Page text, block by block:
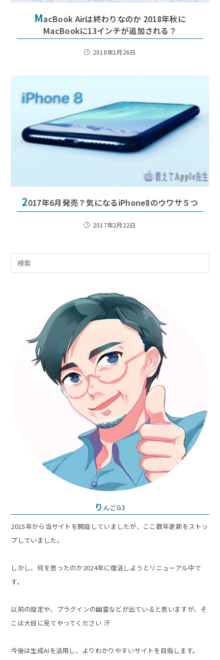
MacBook Airは終わりなのか 2018年秋に
MacBookに13インチが追加される？
2018年1月26日
2017年6月発売？気になるiPhone8のウワサ５つ
2017年2月22日
り んごG3
2015年から当サイトを開設していましたが、ここ数年更新をストッ
プしていました。
しかし、何を思ったのか2024年に復活しようとリニューアル中で
す。
以前の設定や、プラグインの幽霊などが出ていると思いますが、そ
こは大目に見てやってください 汗
今後は生成AIを活用し、よりわかりやすいサイトを目指します。